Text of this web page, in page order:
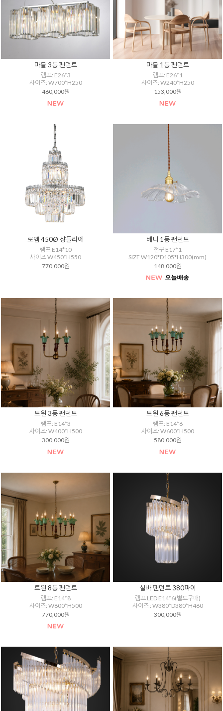
마블 3등 팬던트
램프: E26*3
사이즈: W700*H250
460,000원
마블 1등 팬던트
램프: E26*1
사이즈: W240*H250
153,000원
로엠 450Ø 샹들리에
램프 E14*10
사이즈 W450*H550
770,000원
베니 1등 팬던트
전구 E17*1
SIZE W120*D105*H300(mm)
148,000원
트윈 3등 팬던트
램프: E14*3
사이즈: W400*H500
300,000원
트윈 6등 팬던트
램프: E14*6
사이즈: W600*H500
580,000원
트윈 8등 팬던트
램프: E14*8
사이즈: W800*H500
770,000원
실바 팬던트 380파이
램프 LED E14*6(별도구매)
사이즈 : W380*D380*H460
300,000원